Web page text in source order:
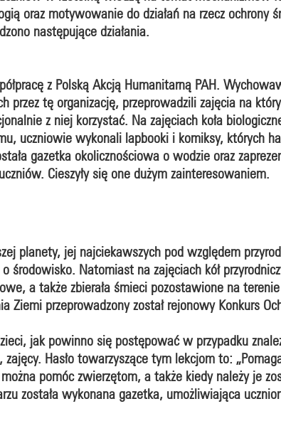
oraz motywowanie do działań na rzecz ochrony
następujące działania.
z Polską Akcją Humanitarną PAH.
tę organizację, przeprowadzili zajęcia na
z niej korzystać. Na zajęciach koła
uczniowie wykonali lapbooki i komiksy, których
gazetka okolicznościowa o wodzie oraz
Cieszyły się one dużym zainteresowaniem.
planety, jej najciekawszych pod względem
Natomiast na zajęciach kół
a także zbierała śmieci pozostawione na
przeprowadzony został rejonowy Konkurs
jak powinno się postępować w przypadku
Hasło towarzyszące tym lekcjom to:
pomóc zwierzętom, a także kiedy należy je
została wykonana gazetka, umożliwiająca